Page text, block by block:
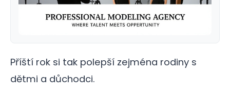
Příští rok si tak polepší zejména rodiny s
dětmi a důchodci.